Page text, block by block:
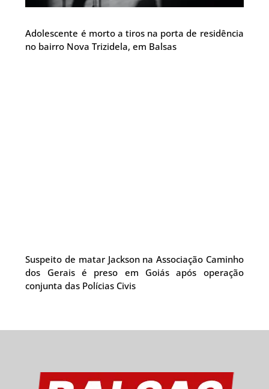
Adolescente é morto a tiros na porta de residência
no bairro Nova Trizidela, em Balsas
Suspeito de matar Jackson na Associação Caminho
dos Gerais é preso em Goiás após operação
conjunta das Polícias Civis